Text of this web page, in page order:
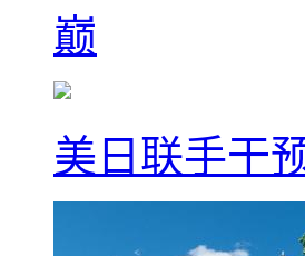
巅
美日联手干